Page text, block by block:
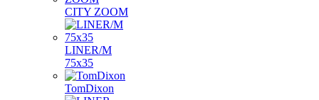
CITY ZOOM
LINER/M
75х35
TomDixon